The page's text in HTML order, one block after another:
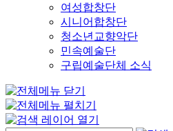
여성합창단
시니어합창단
청소년교향악단
민속예술단
구립예술단체 소식